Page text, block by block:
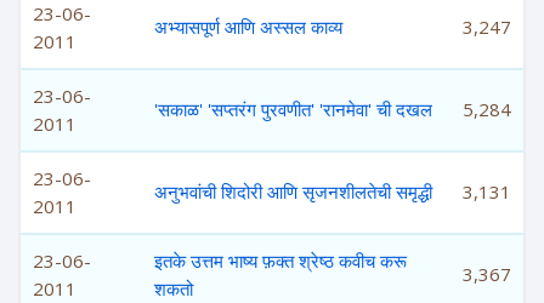
23-06-
2011
अभ्यासपूर्ण आणि अस्सल काव्य 3,247
23-06-
2011
'सकाळ' 'सप्तरंग पुरवणीत' 'रानमेवा' ची दखल 5,284
23-06-
2011
अनुभवांची शिदोरी आणि सृजनशीलतेची समृद्धी 3,131
23-06-
2011
इतके उत्तम भाष्य फ़क्त श्रेष्ठ कवीच करू
शकतो
3,367